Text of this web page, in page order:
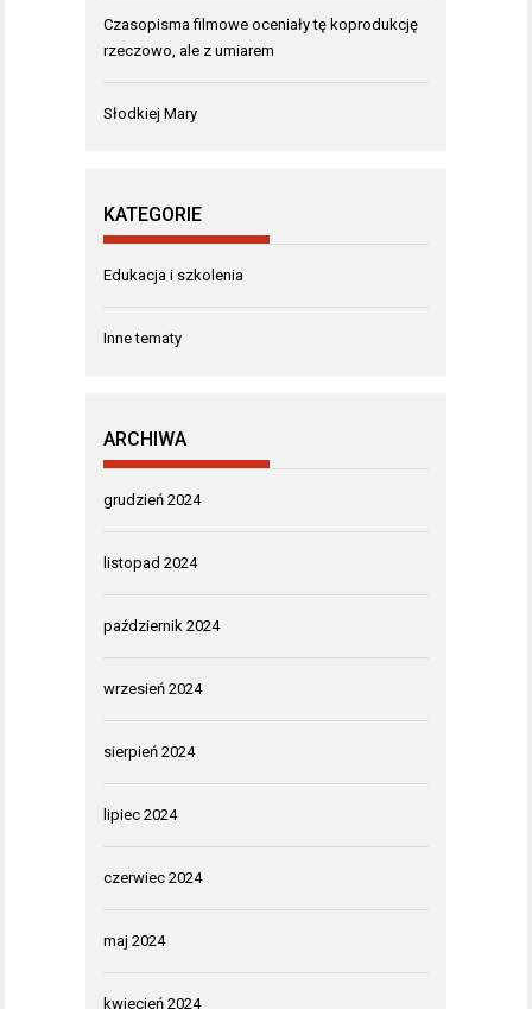
Czasopisma filmowe oceniały tę koprodukcję
rzeczowo, ale z umiarem
Słodkiej Mary
KATEGORIE
Edukacja i szkolenia
Inne tematy
ARCHIWA
grudzień 2024
listopad 2024
październik 2024
wrzesień 2024
sierpień 2024
lipiec 2024
czerwiec 2024
maj 2024
kwiecień 2024